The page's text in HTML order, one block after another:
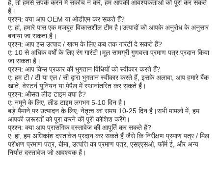
हैं, तो हमसे संपर्क करने में संकोच न करें, हम आपकी आवश्यकताओं को पूरा कर सकते
हैं।
प्रश्न: क्या आप OEM या ओडीएम कर सकते हैं?
ए: हां, हमारे पास एक मजबूत विकासशील टीम है।उत्पादों को आपके अनुरोध के अनुसार
बनाया जा सकता है।
प्रश्न: आप इस उत्पाद / खत्म के लिए कब तक गारंटी दे सकते हैं?
ए: 10 से अधिक वर्षों के लिए रंग गारंटी।मूल सामग्री गुणवत्ता प्रमाण पत्र प्रदान किया
जा सकता है।
प्रश्न: आप किस प्रकार की भुगतान विधियों को स्वीकार करते हैं?
ए: हम टी / टी या एल / सी द्वारा भुगतान स्वीकार करते हैं, इसके अलावा, आप हमारे बैंक
खाते, वेस्टर्न यूनियन या पेपैल में स्थानांतरित कर सकते हैं।
प्रश्न: औसत लीड टाइम क्या है?
ए: नमूने के लिए, लीड टाइम लगभग 5-10 दिन है।
बड़े पैमाने पर उत्पादन के लिए, नेतृत्व का समय 10-25 दिन है।सभी मामलों में, हम
आपकी ज़रूरतों को पूरा करने की पूरी कोशिश करेंगे।
प्रश्न: क्या आप प्रासंगिक दस्तावेज की आपूर्ति कर सकते हैं?
ए: हां, हम अधिकांश दस्तावेज प्रदान कर सकते हैं जैसे कि निरीक्षण प्रमाण पत्र / मिल
परीक्षण प्रमाण पत्र, बीमा, उत्पत्ति का प्रमाण पत्र, एसएएसओ, फॉर्म ई, और अन्य
निर्यात दस्तावेज जो आवश्यक हैं।